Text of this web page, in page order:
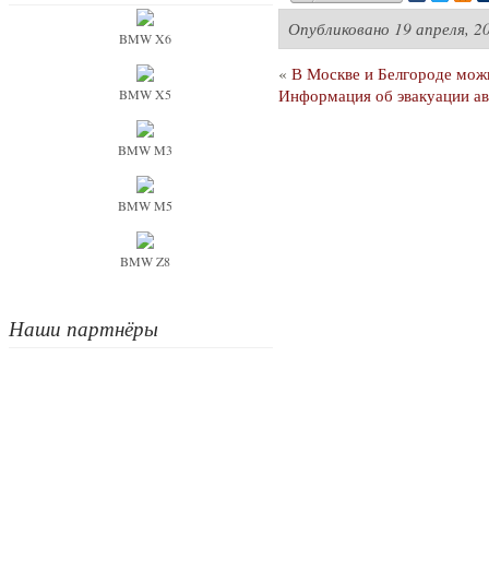
BMW X6
BMW X5
BMW M3
BMW M5
BMW Z8
Наши партнёры
Опубликовано 19 апреля,
« В Москве и Белгороде
Информация об эвакуации